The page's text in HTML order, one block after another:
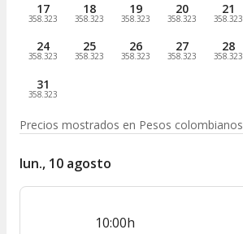
17
358.323
18
358.323
19
358.323
20
358.323
21
358.323
24
358.323
25
358.323
26
358.323
27
358.323
28
358.323
31
358.323
Precios mostrados en Pesos colombianos
lun., 10 agosto
10:00h